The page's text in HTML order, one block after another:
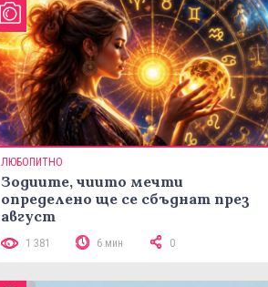
ЛЮБОПИТНО
Зодиите, чиито мечти
определено ще се сбъднат през
август
1 381 6 мин 0